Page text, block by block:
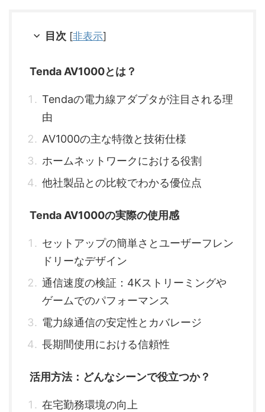
目次 [非表示]
Tenda AV1000とは？
Tendaの電力線アダプタが注目される理
由
AV1000の主な特徴と技術仕様
ホームネットワークにおける役割
他社製品との比較でわかる優位点
Tenda AV1000の実際の使用感
セットアップの簡単さとユーザーフレン
ドリーなデザイン
通信速度の検証：4Kストリーミングや
ゲームでのパフォーマンス
電力線通信の安定性とカバレージ
長期間使用における信頼性
活用方法：どんなシーンで役立つか？
在宅勤務環境の向上